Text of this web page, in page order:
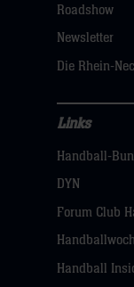
hier
Roadshow
Newsletter
Die Rhein-
Navigation
öffnen,
dann
klicken
Links
Handball-
DYN
Forum Club
Handball